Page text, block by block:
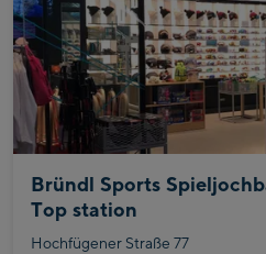
Bründl Sports
Top station
Hochfügener Straße 77